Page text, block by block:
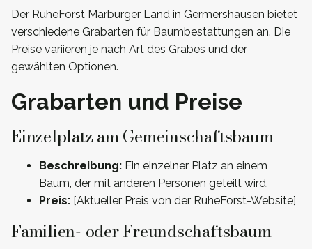
Der RuheForst Marburger Land in Germershausen bietet
verschiedene Grabarten für Baumbestattungen an. Die
Preise variieren je nach Art des Grabes und der
gewählten Optionen.
Grabarten und Preise
Einzelplatz am Gemeinschaftsbaum
Beschreibung: Ein einzelner Platz an einem
Baum, der mit anderen Personen geteilt wird.
Preis: [Aktueller Preis von der RuheForst-Website]
Familien- oder Freundschaftsbaum